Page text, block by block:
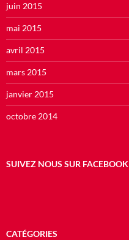
juin 2015
mai 2015
avril 2015
mars 2015
janvier 2015
octobre 2014
SUIVEZ NOUS SUR FACEBOOK
CATÉGORIES